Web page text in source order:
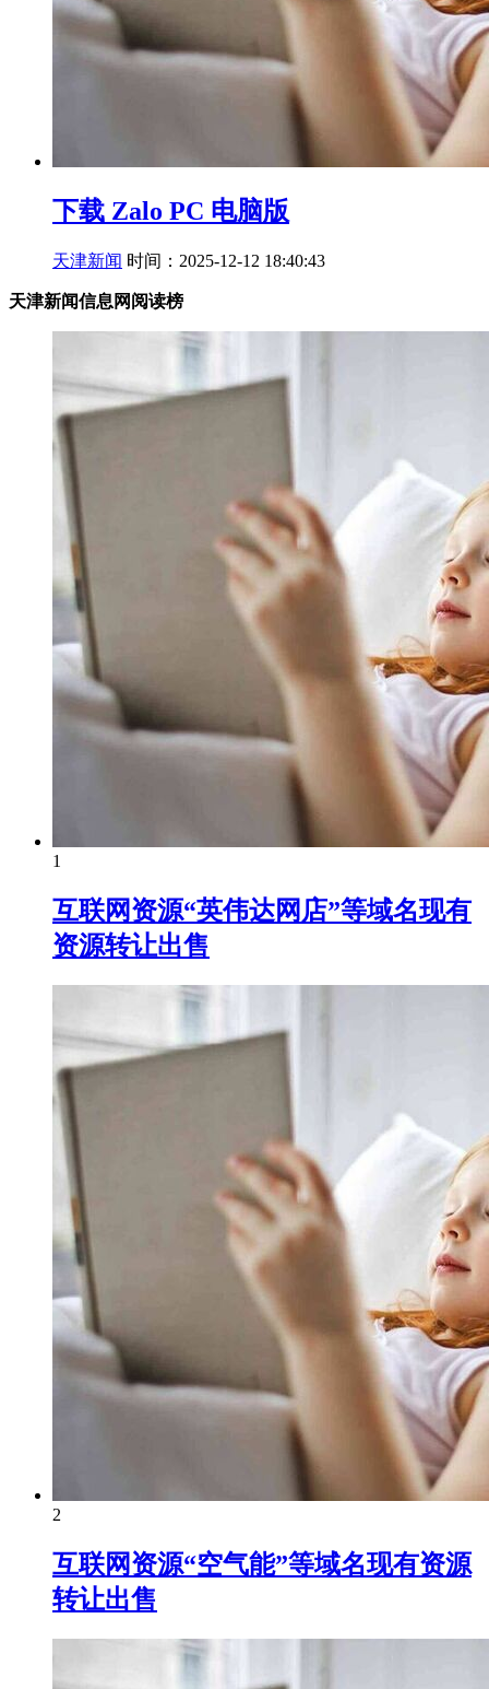
下载 Zalo PC 电脑版
天津新闻 时间：2025-12-12 18:40:43
天津新闻信息网阅读榜
1
互联网资源“英伟达网店”等域名现有
资源转让出售
2
互联网资源“空气能”等域名现有资源
转让出售